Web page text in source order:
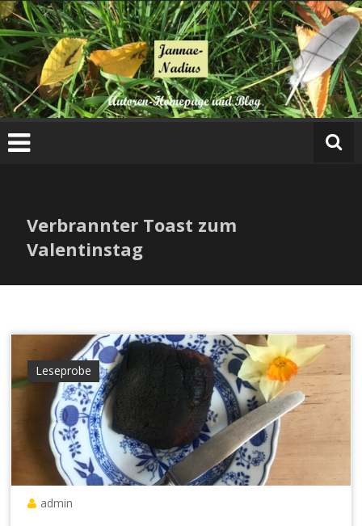
Zum
Inhalt
springen
Verbrannter Toast zum
Valentinstag
Leseprobe
admin